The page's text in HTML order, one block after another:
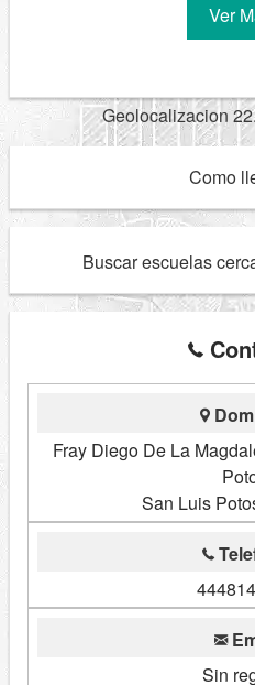
Ver
Geolocalizacion
Como
Buscar escuelas
Fray Diego De La
San Luis
Sin